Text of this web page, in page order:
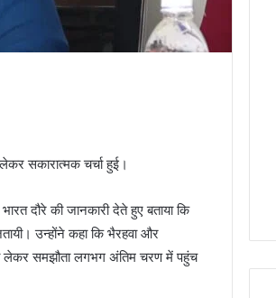
सकारात्मक चर्चा हुई।
दौरे की जानकारी देते हुए बताया कि
उन्होंने कहा कि भैरहवा और
लेकर समझौता लगभग अंतिम चरण में पहुंच